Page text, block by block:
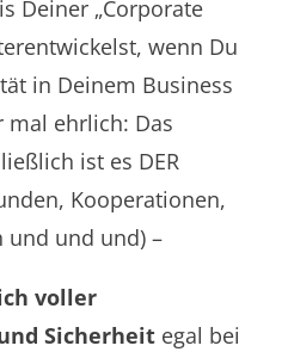
Deiner „Corporate
wenn Du
in Deinem Business
mal ehrlich: Das
ist es DER
Kooperationen,
und und und) –
voller
Sicherheit egal bei